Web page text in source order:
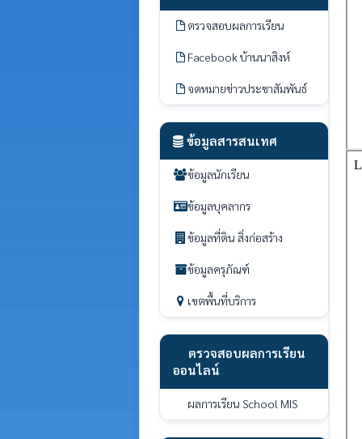
ตรวจสอบผลการเรียน
Facebook บ้านนาสิงห์
จดหมายข่าวประชาสัมพันธ์
ข้อมูลสารสนเทศ
ข้อมูลนักเรียน
ข้อมูลบุคลากร
ข้อมูลที่ดิน สิ่งก่อสร้าง
ข้อมูลครุภัณฑ์
เขตพื้นที่บริการ
ตรวจสอบผลการเรียน
ออนไลน์
ผลการเรียน School MIS